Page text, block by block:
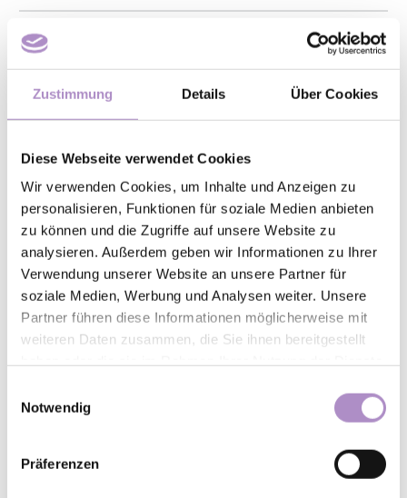
Zustimmung Details Über Cookies
Diese Webseite verwendet Cookies
Wir verwenden Cookies, um Inhalte und Anzeigen zu
personalisieren, Funktionen für soziale Medien anbieten
zu können und die Zugriffe auf unsere Website zu
analysieren. Außerdem geben wir Informationen zu Ihrer
Verwendung unserer Website an unsere Partner für
soziale Medien, Werbung und Analysen weiter. Unsere
Partner führen diese Informationen möglicherweise mit
weiteren Daten zusammen, die Sie ihnen bereitgestellt
Notwendig
Präferenzen
geregelte Arbeitszeiten sowie berufliche
Entwicklungsperspektiven und Teilnahme an
leistungsgerechte Bezahlung nach individueller
Absprache
Auszubildende zur medizinischen
Fachangestellten (MFA) für 2027
Arbeitszeit:
Vollzeit
Zu besetzen ab: 01.09.2027
Sie haben:
Du hast mindestens einen qualifizierten Mittelschul-
bzw. Realschulabschluss.
Du bist flexibel, zuverlässig und hast Spaß an der Arbeit
Du bist verantwortungsbewusst und selbstständiges